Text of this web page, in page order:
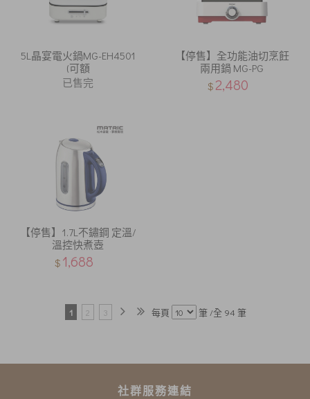
5L晶宴電火鍋MG-EH4501
(可額
已售完
【停售】全功能油切烹飪
兩用鍋 MG-PG
$ 2,480
【停售】1.7L不鏽鋼 定溫/
溫控快煮壺
$ 1,688
1 2 3 每頁 筆 /全 94 筆
社群服務連結